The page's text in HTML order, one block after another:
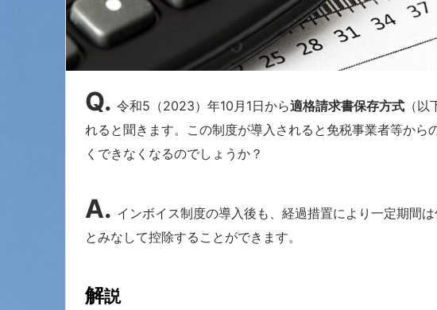
Q. 令和5（2023）年10月1日から適格請求書保存方式 （以
れると聞きます。この制度が導入されると免税事業者等から
くできなくなるのでしょうか？
A. インボイス制度の導入後も、経過措置により一定期間
とみなして控除することができます。
解説